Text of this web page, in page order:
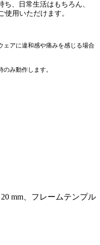
ち、日常生活はもちろん、
使用いただけます。
アに違和感や痛みを感じる場合
み動作します。
mm、フレームテンプル